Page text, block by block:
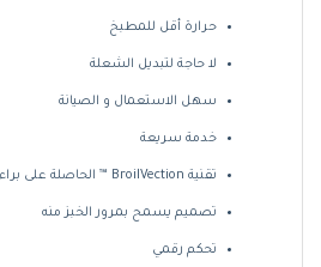
حرارة أقل للمطبخ
لا حاجة لتبديل الشعلة
سهل الاستعمال و الصيانة
خدمة سريعة
تقنية BroilVection ™ الحاصلة على براءة اختراع
تصميم يسمح بمرور الخبز منه
تحكم رقمي